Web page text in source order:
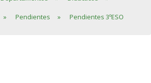
» Pendientes » Pendientes 3ºESO